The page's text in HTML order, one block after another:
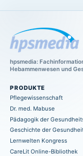
hpsmedia:
Hebammenwesen und
PRODUKTE
Pflegewissenschaft
Dr. med. Mabuse
Pädagogik der
Geschichte der
Lernwelten Kongress
CareLit Online-Bibliothek